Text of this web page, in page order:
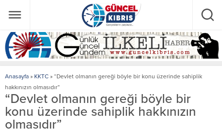
Anasayfa » KKTC » “Devlet olmanın gereği böyle bir konu üzerinde sahiplik
hakkınızın olmasıdır”
“Devlet olmanın gereği böyle bir
konu üzerinde sahiplik hakkınızın
olmasıdır”